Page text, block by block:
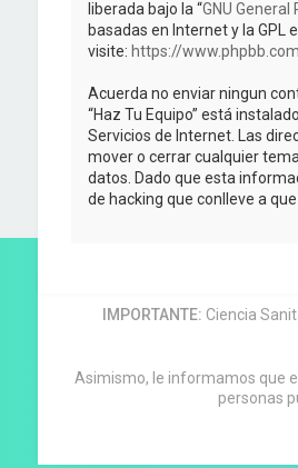
liberada bajo la “GNU General
basadas en Internet y la
visite: https://
Acuerda no enviar ningun
“Haz Tu Equipo” está
Servicios de Internet. Las
mover o cerrar cualquier
datos. Dado que esta
de hacking que conlleve a
IMPORTANTE: Ciencia
Asimismo, le informamos que
personas